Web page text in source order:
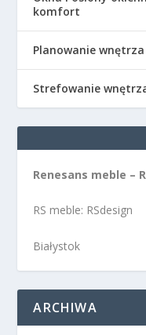
komfort
Planowanie
Strefowanie
Renesans meble –
RS meble: RSdesign
Białystok
ARCHIWA